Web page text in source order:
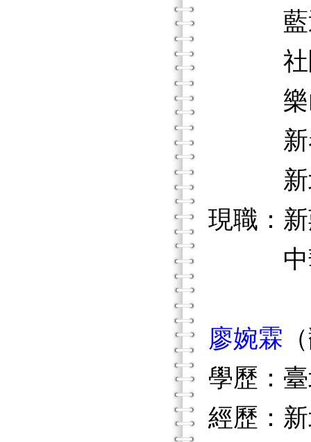
藍迪
社團
樂山
新泰
新北
現職：
中華
廖婉霖
學歷：
經歷：